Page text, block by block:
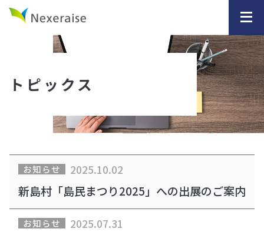
トピックス
お知らせ 2025.10.02
新島村「島民まつり2025」への出展のご案内
お知らせ 2025.07.31